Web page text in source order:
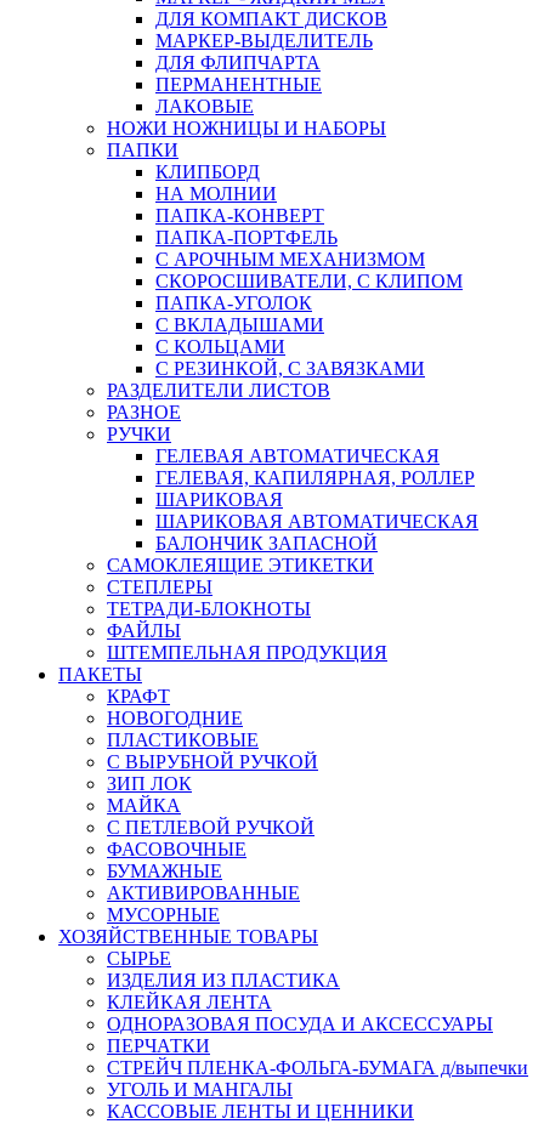
ДЛЯ КОМПАКТ ДИСКОВ
МАРКЕР-ВЫДЕЛИТЕЛЬ
ДЛЯ ФЛИПЧАРТА
ПЕРМАНЕНТНЫЕ
ЛАКОВЫЕ
НОЖИ НОЖНИЦЫ И НАБОРЫ
ПАПКИ
КЛИПБОРД
НА МОЛНИИ
ПАПКА-КОНВЕРТ
ПАПКА-ПОРТФЕЛЬ
С АРОЧНЫМ МЕХАНИЗМОМ
СКОРОСШИВАТЕЛИ, С КЛИПОМ
ПАПКА-УГОЛОК
С ВКЛАДЫШАМИ
С КОЛЬЦАМИ
С РЕЗИНКОЙ, С ЗАВЯЗКАМИ
РАЗДЕЛИТЕЛИ ЛИСТОВ
РАЗНОЕ
РУЧКИ
ГЕЛЕВАЯ АВТОМАТИЧЕСКАЯ
ГЕЛЕВАЯ, КАПИЛЯРНАЯ, РОЛЛЕР
ШАРИКОВАЯ
ШАРИКОВАЯ АВТОМАТИЧЕСКАЯ
БАЛОНЧИК ЗАПАСНОЙ
САМОКЛЕЯЩИЕ ЭТИКЕТКИ
СТЕПЛЕРЫ
ТЕТРАДИ-БЛОКНОТЫ
ФАЙЛЫ
ШТЕМПЕЛЬНАЯ ПРОДУКЦИЯ
ПАКЕТЫ
КРАФТ
НОВОГОДНИЕ
ПЛАСТИКОВЫЕ
С ВЫРУБНОЙ РУЧКОЙ
ЗИП ЛОК
МАЙКА
С ПЕТЛЕВОЙ РУЧКОЙ
ФАСОВОЧНЫЕ
БУМАЖНЫЕ
АКТИВИРОВАННЫЕ
МУСОРНЫЕ
ХОЗЯЙСТВЕННЫЕ ТОВАРЫ
СЫРЬЕ
ИЗДЕЛИЯ ИЗ ПЛАСТИКА
КЛЕЙКАЯ ЛЕНТА
ОДНОРАЗОВАЯ ПОСУДА И АКСЕССУАРЫ
ПЕРЧАТКИ
СТРЕЙЧ ПЛЕНКА-ФОЛЬГА-БУМАГА д/выпечки
УГОЛЬ И МАНГАЛЫ
КАССОВЫЕ ЛЕНТЫ И ЦЕННИКИ